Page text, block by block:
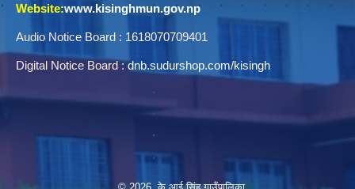
Website:www.kisinghmun.gov.np
Audio Notice Board : 1618070709401
Digital Notice Board :dnb.sudurshop.com/kisingh